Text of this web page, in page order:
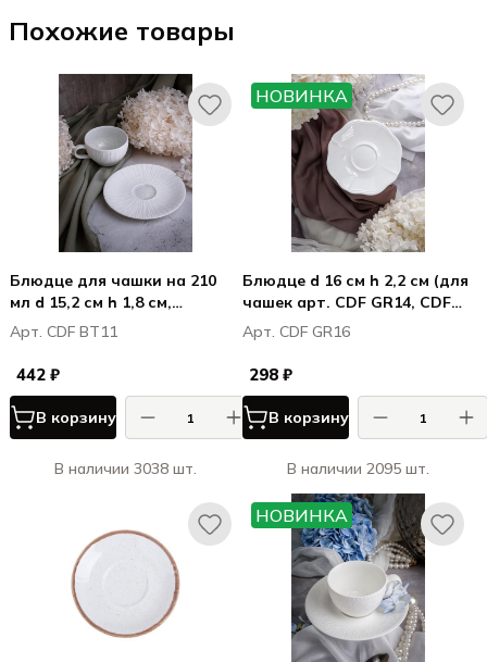
Похожие товары
Блюдце для чашки на 210
мл d 15,2 см h 1,8 см,
Болетус / Boletus
Арт. CDF BT11
442 ₽
В корзину
В наличии 3038 шт.
НОВИНКА
Блюдце d 16 см h 2,2 см (для
чашек арт. CDF GR14, CDF
GR15), фарфор, Грация /
Grazia
Арт. CDF GR16
298 ₽
В корзину
В наличии 2095 шт.
НОВИНКА